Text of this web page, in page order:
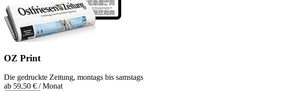
OZ Print
Die gedruckte Zeitung, montags bis samstags
ab 59,50 € / Monat